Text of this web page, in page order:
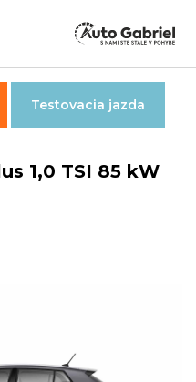
1,0 TSI 85 kW
Testovacia jazda